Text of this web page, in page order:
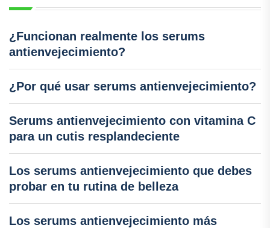
¿Funcionan realmente los serums
antienvejecimiento?
¿Por qué usar serums antienvejecimiento?
Serums antienvejecimiento con vitamina C
para un cutis resplandeciente
Los serums antienvejecimiento que debes
probar en tu rutina de belleza
Los serums antienvejecimiento más